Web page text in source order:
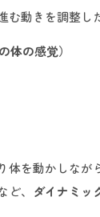
動きを調整し
体の感覚）
を動かしなが
、 ダイナミッ